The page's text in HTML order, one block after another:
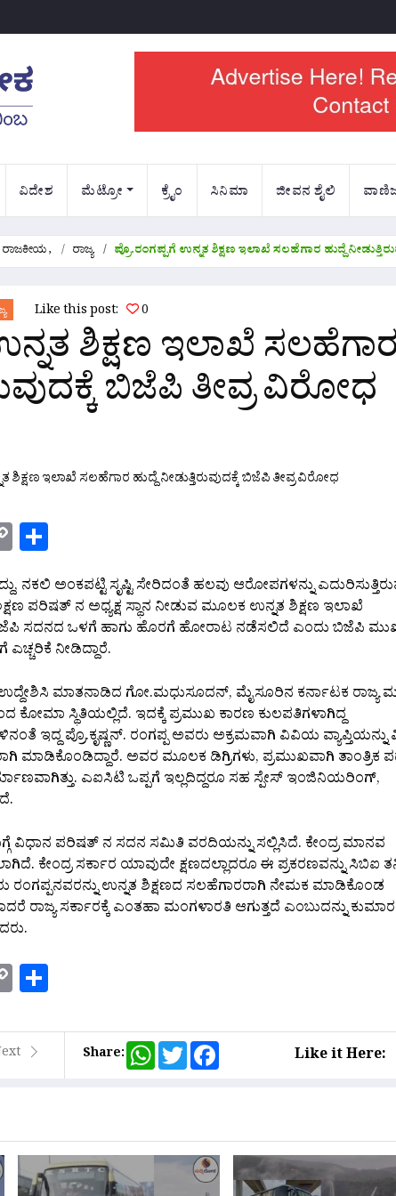
ವಿದೇಶ ಮೆಟ್ರೋ ಕ್ರೈಂ ಸಿನಿಮಾ ಜೀವನ ಶೈಲಿ
ರಾಜಕೀಯ, ರಾಜ್ಯ ಪ್ರೊ.ರಂಗಪ್ಪಗೆ ಉನ್ನತ ಶಿಕ್ಷಣ ಇಲಾಖೆ ಸಲಹೆಗಾರ ಹುದ್ದೆ
Like this post: 0
ಶಿಕ್ಷಣ ಇಲಾಖೆ ಸಲಹೆಗಾರ
ಬಿಜೆಪಿ ತೀವ್ರ ವಿರೋಧ
Copy
Link
ನಕಲಿ ಅಂಕಪಟ್ಟಿ ಸೃಷ್ಟಿ ಸೇರಿದಂತೆ ಹಲವು ಆರೋಪಗಳನ್ನು
ಪರಿಷತ್ ನ ಅಧ್ಯಕ್ಷ ಸ್ಥಾನ ನೀಡುವ ಮೂಲಕ ಉನ್ನತ ಶಿಕ್ಷಣ ಇಲಾಖೆ
ಸದನದ ಒಳಗೆ ಹಾಗು ಹೊರಗೆ ಹೋರಾಟ ನಡೆಸಲಿದೆ ಎಂದು ಬಿಜೆಪಿ
ನೀಡಿದ್ದಾರೆ.
ಉದ್ದೇಶಿಸಿ ಮಾತನಾಡಿದ ಗೋ.ಮಧುಸೂದನ್, ಮೈಸೂರಿನ ಕರ್ನಾಟಕ‌ ರಾಜ್ಯ
ಕೋಮಾ ಸ್ಥಿತಿಯಲ್ಲಿದೆ. ಇದಕ್ಕೆ ಪ್ರಮುಖ ಕಾರಣ ಕುಲಪತಿಗಳಾಗಿದ್ದ
ಇದ್ದ ಪ್ರೊ.ಕೃಷ್ಣನ್. ರಂಗಪ್ಪ ಅವರು ಅಕ್ರಮವಾಗಿ ವಿವಿಯ
ಮಾಡಿಕೊಂಡಿದ್ದಾರೆ. ಅವರ ಮೂಲಕ ಡಿಗ್ರಿಗಳು, ಪ್ರಮುಖವಾಗಿ ತಾಂತ್ರಿಕ‌
ಎಐಸಿಟಿ ಒಪ್ಪಗೆ ಇಲ್ಲದಿದ್ದರೂ ಸಹ ಸ್ಪೇಸ್ ಇಂಜಿನಿಯರಿಂಗ್,
ವಿಧಾನ ಪರಿಷತ್ ನ ಸದನ ಸಮಿತಿ ವರದಿಯನ್ನು ಸಲ್ಲಿಸಿದೆ. ಕೇಂದ್ರ ಮಾನವ
ಕೇಂದ್ರ ಸರ್ಕಾರ ಯಾವುದೇ ಕ್ಷಣದಲ್ಲಾದರೂ ಈ ಪ್ರಕರಣವನ್ನು ಸಿಬಿಐ
ರಂಗಪ್ಪನವರನ್ನು ಉನ್ನತ ಶಿಕ್ಷಣದ ಸಲಹೆಗಾರರಾಗಿ ನೇಮಕ ಮಾಡಿಕೊಂಡ
ರಾಜ್ಯ ಸರ್ಕಾರಕ್ಕೆ ಎಂತಹಾ ಮಂಗಳಾರತಿ ಆಗುತ್ತದೆ ಎಂಬುದನ್ನು
Copy
Link
Share: WhatsApp
TwitterFacebook Like it Here: